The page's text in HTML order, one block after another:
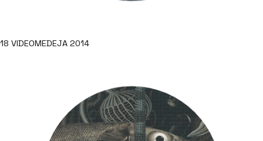
18 VIDEOMEDEJA 2014